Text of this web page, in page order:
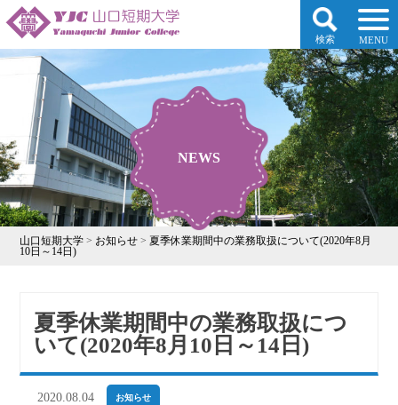
検索 MENU
NEWS
山口短期大学 > お知らせ >夏季休業期間中の業務取扱について(2020年8月
10日～14日)
夏季休業期間中の業務取扱につ
いて(2020年8月10日～14日)
2020.08.04 お知らせ